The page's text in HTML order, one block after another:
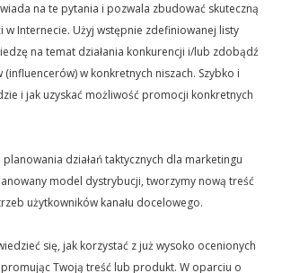
na te pytania i pozwala zbudować skuteczną
w Internecie. Użyj wstępnie zdefiniowanej listy
na temat działania konkurencji i/lub zdobądź
w konkretnych niszach. Szybko i
i jak uzyskać możliwość promocji konkretnych
działań taktycznych dla marketingu
model dystrybucji, tworzymy nową treść
użytkowników kanału docelowego.
się, jak korzystać z już wysoko ocenionych
Twoją treść lub produkt. W oparciu o